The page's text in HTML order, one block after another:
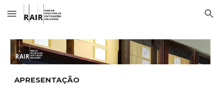
Skip to main content Skip to navigation
APRESENTAÇÃO